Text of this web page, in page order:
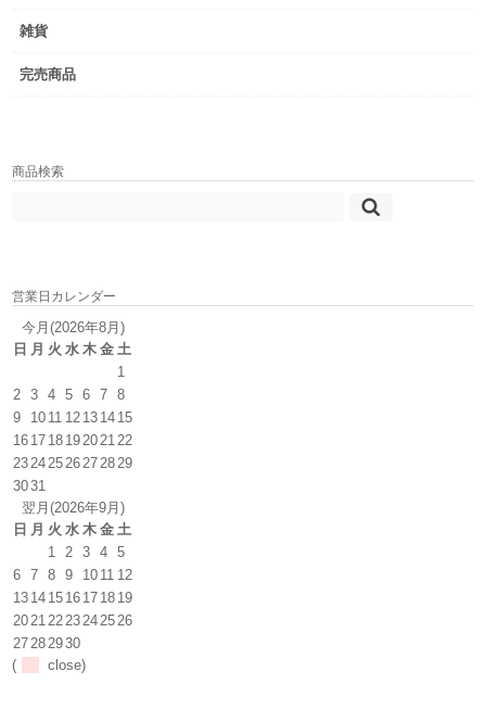
雑貨
完売商品
商品検索
営業日カレンダー
今月(2026年8月)
日 月 火 水 木 金 土
1
2
3 4 5 6 7
8
9
10 11 12 13 14 15
16 17 18 19202122
23242526272829
3031
翌月(2026年9月)
日 月 火 水 木 金 土
1
2 3 4
5
6
7 8 9 10 11 12
13 14 15 16 17 18 19
20212223242526
27282930
(
close)